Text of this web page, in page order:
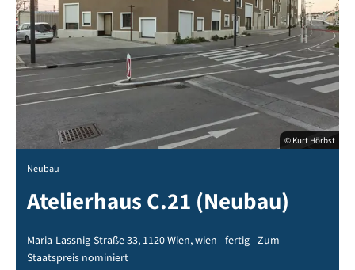
© Kurt Hörbst
Neubau
Atelierhaus C.21 (Neubau)
Maria-Lassnig-Straße 33, 1120 Wien, wien - fertig - Zum
Staatspreis nominiert